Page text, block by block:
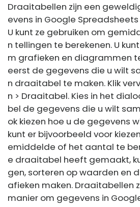
Draaitabellen zijn een
evens in Google
U kunt ze gebruiken om
n tellingen te berekenen. U
m grafieken en diagrammen
eerst de gegevens die u wilt
n ​​draaitabel te maken. Klik
n > Draaitabel. Kies in het
bel de gegevens die u wilt
ok kiezen hoe u de gegevens
kunt er bijvoorbeeld voor
emiddelde of het aantal te
e draaitabel heeft gemaakt,
gen, sorteren op waarden en
afieken maken. Draaitabellen
manier om gegevens in